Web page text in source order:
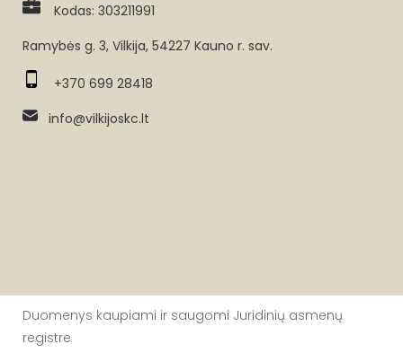
Kodas: 303211991
Ramybės g. 3, Vilkija, 54227 Kauno r. sav.
+370 699 28418
info@vilkijoskc.lt
Duomenys kaupiami ir saugomi Juridinių asmenų
registre